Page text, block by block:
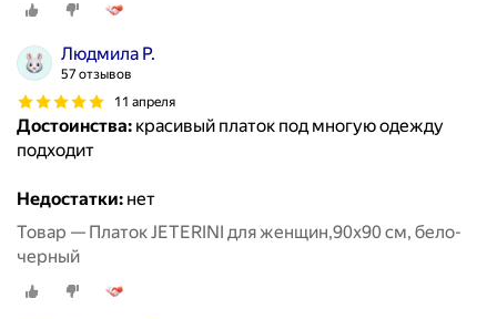
Людмила Р.
57 отзывов
11 апреля
Достоинства: красивый платок под многую одежду
подходит
Недостатки: нет
Товар — Платок JETERINI для женщин,90х90 см, бело-
черный